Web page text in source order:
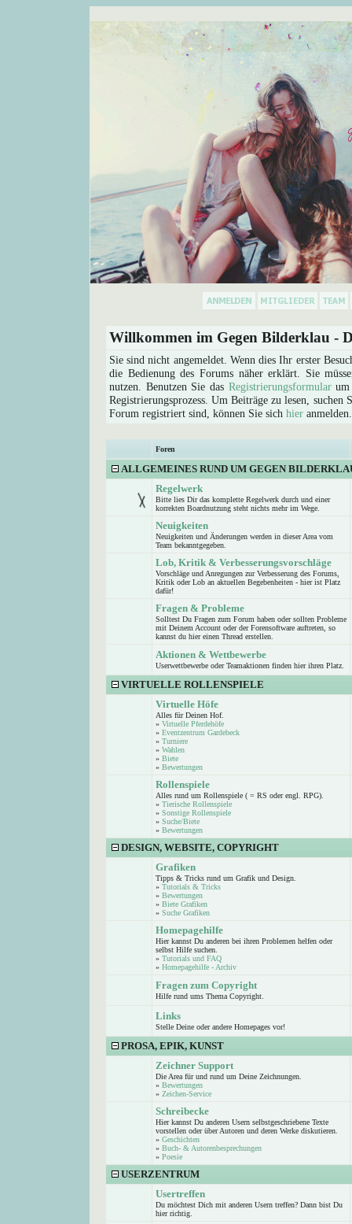
Willkommen im Gegen Bilderklau -
Sie sind nicht angemeldet. Wenn dies Ihr erster
die Bedienung des Forums näher erklärt. Sie
nutzen. Benutzen Sie das Registrierungsformularum
Registrierungsprozess. Um Beiträge zu lesen,
Forum registriert sind, können Sie sich hier anmelden.
Foren
ALLGEMEINES RUND UM GEGEN
Regelwerk
Bitte lies Dir das komplette Regelwerk durch und einer
korrekten Boardnutzung steht nichts mehr im Wege.
Neuigkeiten
Neuigkeiten und Änderungen werden in dieser Area vom
Team bekanntgegeben.
Lob, Kritik & Verbesserungsvorschläge
Vorschläge und Anregungen zur Verbesserung des Forums,
Kritik oder Lob an aktuellen Begebenheiten - hier ist Platz
dafür!
Fragen & Probleme
Solltest Du Fragen zum Forum haben oder sollten Probleme
mit Deinem Account oder der Forensoftware auftreten, so
kannst du hier einen Thread erstellen.
Aktionen & Wettbewerbe
Userwettbewerbe oder Teamaktionen finden hier ihren Platz.
VIRTUELLE ROLLENSPIELE
Virtuelle Höfe
Alles für Deinen Hof.
» Virtuelle Pferdehöfe
» Eventzentrum Gardebeck
» Turniere
» Wahlen
» Biete
» Bewertungen
Rollenspiele
Alles rund um Rollenspiele ( = RS oder engl. RPG).
» Tierische Rollenspiele
» Sonstige Rollenspiele
» Suche/Biete
» Bewertungen
DESIGN, WEBSITE, COPYRIGHT
Grafiken
Tipps & Tricks rund um Grafik und Design.
» Tutorials & Tricks
» Bewertungen
» Biete Grafiken
» Suche Grafiken
Homepagehilfe
Hier kannst Du anderen bei ihren Problemen helfen oder
selbst Hilfe suchen.
» Tutorials und FAQ
» Homepagehilfe - Archiv
Fragen zum Copyright
Hilfe rund ums Thema Copyright.
Links
Stelle Deine oder andere Homepages vor!
PROSA, EPIK, KUNST
Zeichner Support
Die Area für und rund um Deine Zeichnungen.
» Bewertungen
» Zeichen-Service
Schreibecke
Hier kannst Du anderen Usern selbstgeschriebene Texte
vorstellen oder über Autoren und deren Werke diskutieren.
» Geschichten
» Buch- & Autorenbesprechungen
» Poesie
USERZENTRUM
Usertreffen
Du möchtest Dich mit anderen Usern treffen? Dann bist Du
hier richtig.